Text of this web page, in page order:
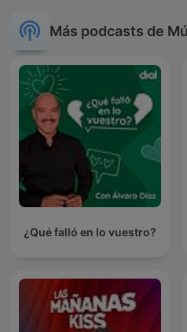
Más podcasts de
¿Qué falló en lo vuestro?